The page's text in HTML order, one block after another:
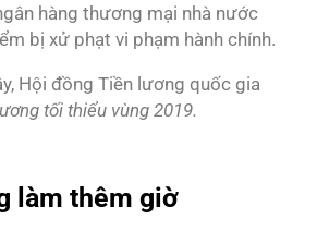
hàng thương mại nhà nước
bị xử phạt vi phạm hành chính.
Hội đồng Tiền lương quốc gia
tối thiểu vùng 2019.
làm thêm giờ